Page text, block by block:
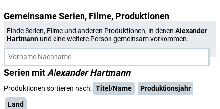
Gemeinsame Serien, Filme, Produktionen
Finde Serien, Filme und anderen Produktionen, in denen Alexander
Hartmann und eine weitere Person gemeinsam vorkommen.
Serien mit Alexander Hartmann
Produktionen sortieren nach: Titel/Name
Produktionsjahr
Land